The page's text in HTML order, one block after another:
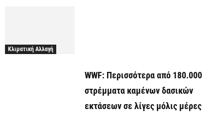
Κλιματική Αλλαγή
WWF: Περισσότερα από 180.000
στρέμματα καμένων δασικών
εκτάσεων σε λίγες μόλις μέρες